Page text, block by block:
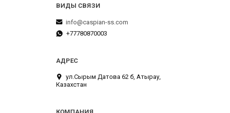
info@caspian-ss.com
+77780870003
ул.Сырым Датова 62 б, Атырау,
Казахстан